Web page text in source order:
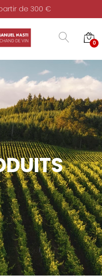
de 300 €
0